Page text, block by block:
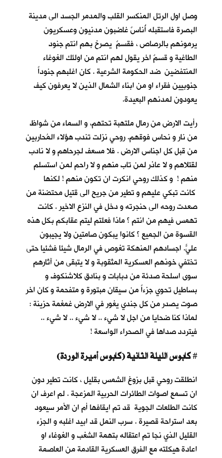
وصل اول الرتل المنكسر القلب والمدمر الجسد الى مدينة
البصرة فاستقبله أُناسٌ غاضبون مدنيون وعسكريون
يرمونهم بالرصاص ، فقسمٌ يصرخ بهم انتم جنود
الطاغية و قسمٌ اخر يقول لهم انتم من اولئك الغوغاء
المنتفضين ضد الحكومة الشرعية . كان اغلبهم جنوداً
جنوبيين فقراء او من ابناء الشمال الذين لا يعرفون كيف
يعودون لمدنهم البعيدة.
رأيت الارض من رمال ملتهبة تحتهم، و السماء من شواظ
من نار و نحاس فوقهم. روحي نزلت تندب هؤلاء المُحاربين
من قبل كل اجناس الارض . فلا مسعف لجرحاهم و لا نادب
لقتلاهم و لا عاذر لمن تاب منهم و لا راحم لمن استسلم
منهم ! و كذلك روحي انكرت ان تكون منهم ! لكنها
كانت تبكي عليهم و تطير من جريح الى قتيل محتضنة من
صعدت روحه الى حنجرته و دخل في النزع الاخير . كانت
تهمس فيهم من انتم ؟ ماذا فعلتم ليتم عقابكم بكل هذه
القسوة من الجميع ؟ كانوا يبكون صامتين ولا يجيبون
عليّ. اجسادهم المنهكة تغوص في الرمال شيئا فشئياً حتى
تختفي خوذهم العسكرية المثقوبة و لا يتبقى من آثارهم
سوى اسلحة صدئة من دبابات و بنادق كلاشنكوف و
بساطيل تحوي جزءاً من سيقان مبتورة و متفحمة و كان اخر
صوت يصدر من كل جندي يغور في الارض غمغمة حزينة :
لماذا كنا ضحايا من اجل لا شيء .. لا شيء .. لا شيء ..
فيتردد صداها في الصحراء الواسعة !
كابوس الليلة الثانية (كابوس أميرة الوردة)#
انطلقت روحي قبل بزوغ الشمس بقليل ، كانت تطير دون
ان تسمع اصوات الطائرات الحربية المزعجة . لم اعرف ان
كانت الطلعات الجوية قد تم ايقافها أم ان الأمر سيعود
بعد استراحة قصيرة . سرب النمل قد ابيد اغلبه و الجزء
القليل الذي نجا تم اعتقاله بتهمة الشغب و الغوغاء او
اعادة هيكلته مع الفرق العسكرية القادمة من العاصمة